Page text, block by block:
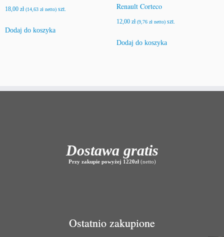
18,00 zł (14,63 zł netto) szt.
Dodaj do koszyka
Renault Corteco
12,00 zł (9,76 złnetto)szt.
Dodaj do koszyka
Dostawa gratis
Przy zakupie powyżej 1220zł(netto)
Ostatnio zakupione